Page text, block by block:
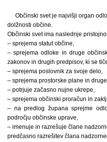
Občinski svet je najvišji organ
dolžnosti občine.
Občinski svet ima naslednje
– sprejema statut občine,
– sprejema odloke in druge
zakonov in drugih predpisov, ki se
– sprejema poslovnik za svoje delo,
– sprejema prostorske plane in
– potrjuje začasno nujne ukrepe,
– sprejema občinski proračun in
– na predlog župana sprejme
področju občinske uprave,
– imenuje in razrešuje člane
predčasno razrešitev člana